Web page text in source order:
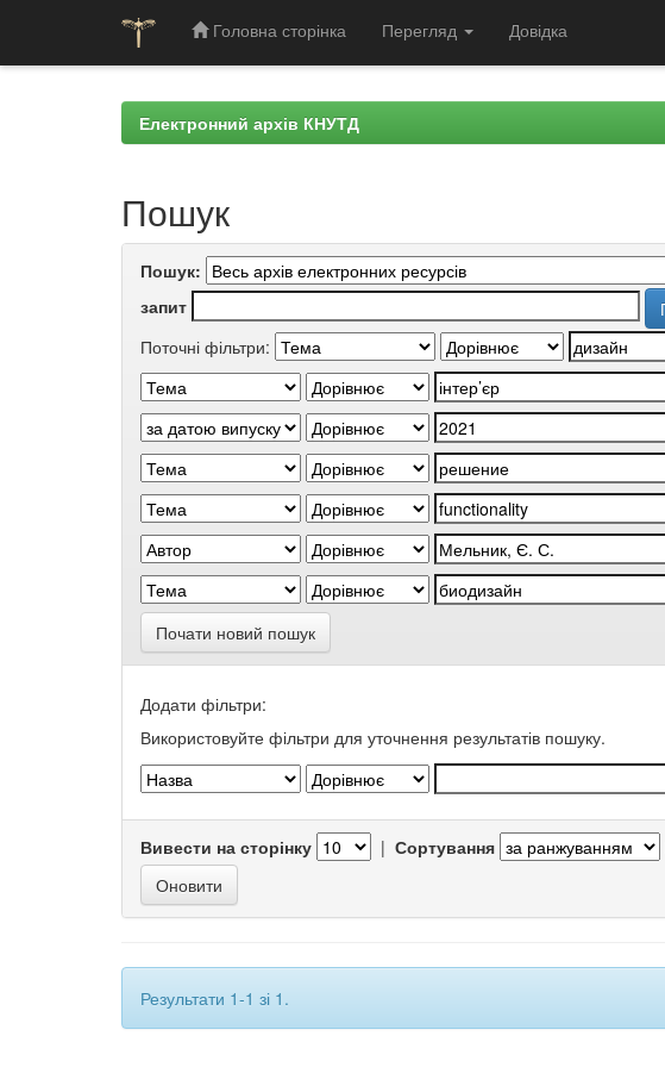
Головна сторінка Перегляд Довідка
Електронний архів КНУТД
Пошук
Пошук:
запит
Поточні фільтри:
Почати новий пошук
Додати фільтри:
Використовуйте фільтри для уточнення результатів пошуку.
Вивести на сторінку | Сортування
Результати 1-1 зі 1.